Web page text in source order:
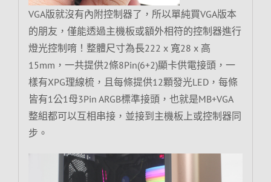
VGA版就沒有內附控制器了，所以單純買VGA版本
的朋友，僅能透過主機板或額外相符的控制器進行
燈光控制唷！整體尺寸為長222 x 寬28 x 高
15mm，一共提供2條8Pin(6+2)顯卡供電接頭，一
樣有XPG理線梳，且每條提供12顆發光LED，每條
皆有1公1母3Pin ARGB標準接頭，也就是MB+VGA
整組都可以互相串接，並接到主機板上或控制器同
步。